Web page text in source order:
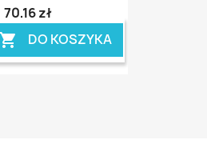
70,16 zł
 DO KOSZYKA